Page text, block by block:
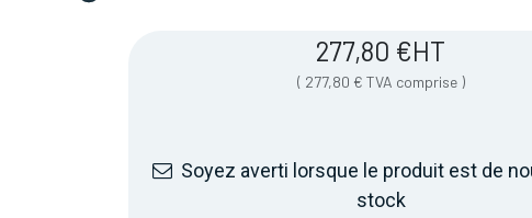
277,80 €HT
( 277,80 € TVA comprise )
Soyez averti lorsque le produit est de
stock